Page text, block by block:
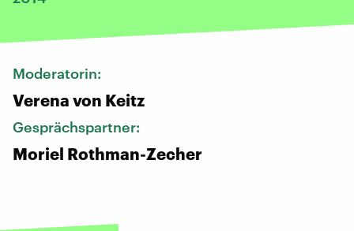
Moderatorin:
Verena von Keitz
Gesprächspartner:
Moriel Rothman-Zecher